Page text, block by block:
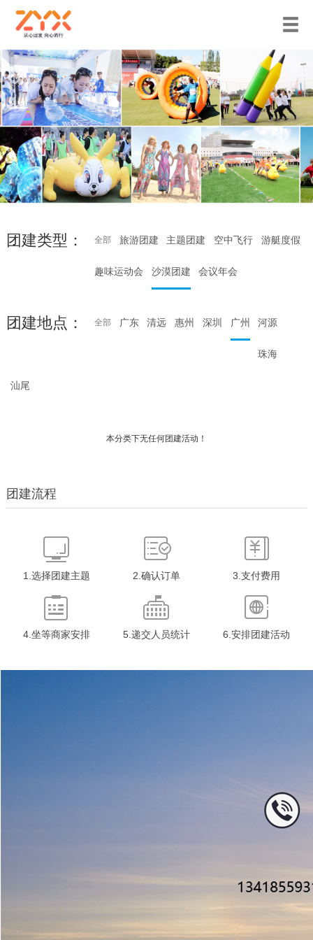
团建类型： 全部 旅游团建 主题团建 空中飞行 游艇度假
趣味运动会 沙漠团建 会议年会
团建地点： 全部 广东 清远 惠州 深圳 广州 河源
珠海
汕尾
本分类下无任何团建活动！
团建流程
1.选择团建主题 2.确认订单 3.支付费用
4.坐等商家安排 5.递交人员统计 6.安排团建活动